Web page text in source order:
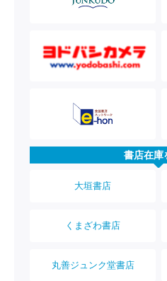
書店在庫
大垣書店
くまざわ書店
丸善ジュンク堂書店